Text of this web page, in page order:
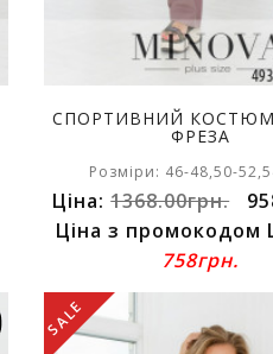
СПОРТИВНИЙ КОСТЮМ
ФРЕЗА
Розміри: 46-48,50-
Ціна:1368.00грн.
Ціна з промокодом
758грн.
SALE